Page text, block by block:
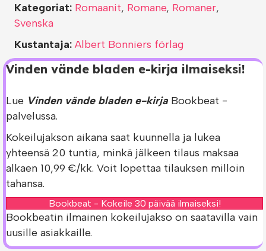
Vinden vände bladen e-kirja ilmaiseksi!
Lue Vinden vände bladen e-kirja Bookbeat -
palvelussa.
Kokeilujakson aikana saat kuunnella ja lukea
yhteensä 20 tuntia, minkä jälkeen tilaus maksaa
alkaen 10,99 €/kk. Voit lopettaa tilauksen milloin
tahansa.
Bookbeat - Kokeile 30 päivää ilmaiseksi!
Bookbeatin ilmainen kokeilujakso on saatavilla vain
uusille asiakkaille.
Kategoriat: Romaanit, Romane, Romaner,
Svenska
Kustantaja: Albert Bonniers förlag